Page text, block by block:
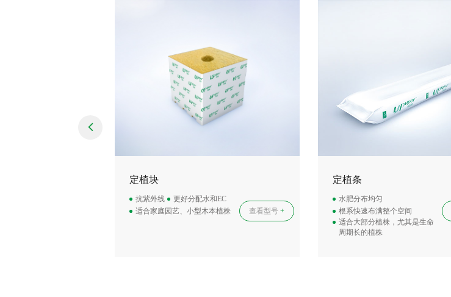
定植块
抗紫外线
更好分配水和EC
适合家庭园艺、小型木本植株
查看型号 +
定植条
水肥分布均匀
根系快速布满整个空间
适合大部分植株，尤其是生命
周期长的植株